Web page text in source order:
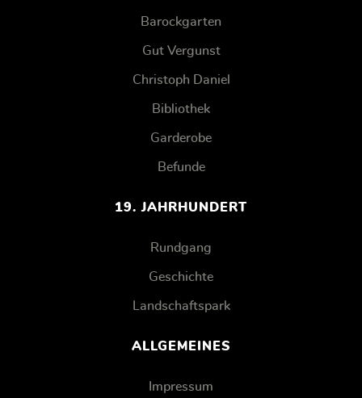
Barockgarten
Gut Vergunst
Christoph Daniel
Bibliothek
Garderobe
Befunde
19. JAHRHUNDERT
Rundgang
Geschichte
Landschaftspark
ALLGEMEINES
Impressum